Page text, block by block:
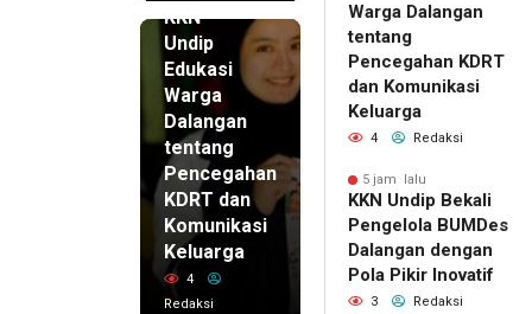
KKN
Undip
Edukasi
Warga
Dalangan
tentang
Pencegahan
KDRT dan
Komunikasi
Keluarga
4
Redaksi
Warga Dalangan
tentang
Pencegahan KDRT
dan Komunikasi
Keluarga
4 Redaksi
5 jam lalu
KKN Undip Bekali
Pengelola BUMDes
Dalangan dengan
Pola Pikir Inovatif
3 Redaksi